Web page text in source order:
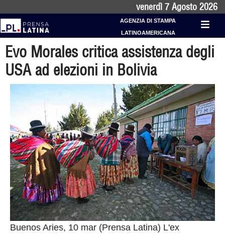
venerdì 7 Agosto 2026
AGENZIA DI STAMPA
LATINOAMERICANA
Evo Morales critica assistenza degli
USA ad elezioni in Bolivia
Buenos Aries, 10 mar (Prensa Latina) L'ex